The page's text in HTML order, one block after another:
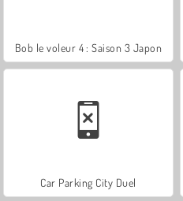
Bob le voleur 4 : Saison 3 Japon
Car Parking City Duel